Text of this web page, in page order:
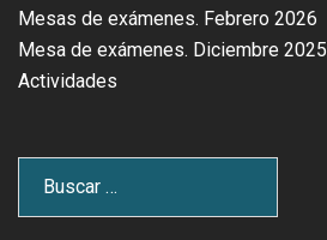
Mesas de exámenes. Febrero 2026
Mesa de exámenes. Diciembre 2025
Actividades